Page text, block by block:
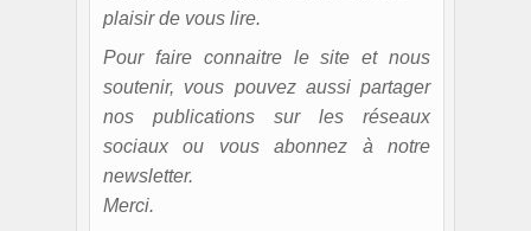
plaisir de vous lire.
Pour faire connaitre le site et nous
soutenir, vous pouvez aussi partager
nos publications sur les réseaux
sociaux ou vous abonnez à notre
newsletter.
Merci.